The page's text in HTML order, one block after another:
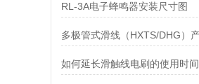
RL-3A电子蜂鸣器安装尺寸图
如何延长滑触线电刷的使用时间